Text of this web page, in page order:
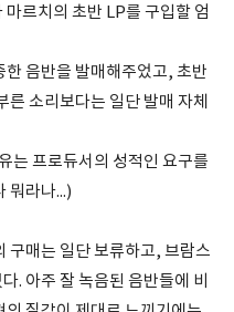
르치의 초반 LP를 구입할 엄
음반을 발매해주었고, 초반
소리보다는 일단 발매 자체
는 프로듀서의 성적인 요구를
뭐라나...)
구매는 일단 보류하고, 브람스
. 아주 잘 녹음된 음반들에 비